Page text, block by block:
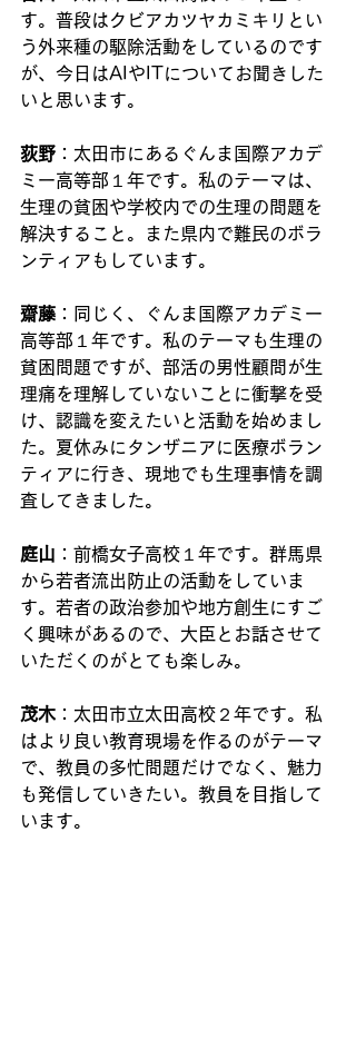
す。普段はクビアカツヤカミキリとい
う外来種の駆除活動をしているのです
が、今日はAIやITについてお聞きした
いと思います。
荻野 ：太田市にあるぐんま国際アカデ
ミー高等部１年です。私のテーマは、
生理の貧困や学校内での生理の問題を
解決すること。また県内で難民のボラ
ンティアもしています。
齋藤 ：同じく、ぐんま国際アカデミー
高等部１年です。私のテーマも生理の
貧困問題ですが、部活の男性顧問が生
理痛を理解していないことに衝撃を受
け、認識を変えたいと活動を始めまし
た。夏休みにタンザニアに医療ボラン
ティアに行き、現地でも生理事情を調
査してきました。
庭山 ：前橋女子高校１年です。群馬県
から若者流出防止の活動をしていま
す。若者の政治参加や地方創生にすご
く興味があるので、大臣とお話させて
いただくのがとても楽しみ。
茂木 ：太田市立太田高校２年です。私
はより良い教育現場を作るのがテーマ
で、教員の多忙問題だけでなく、魅力
も発信していきたい。教員を目指して
います。